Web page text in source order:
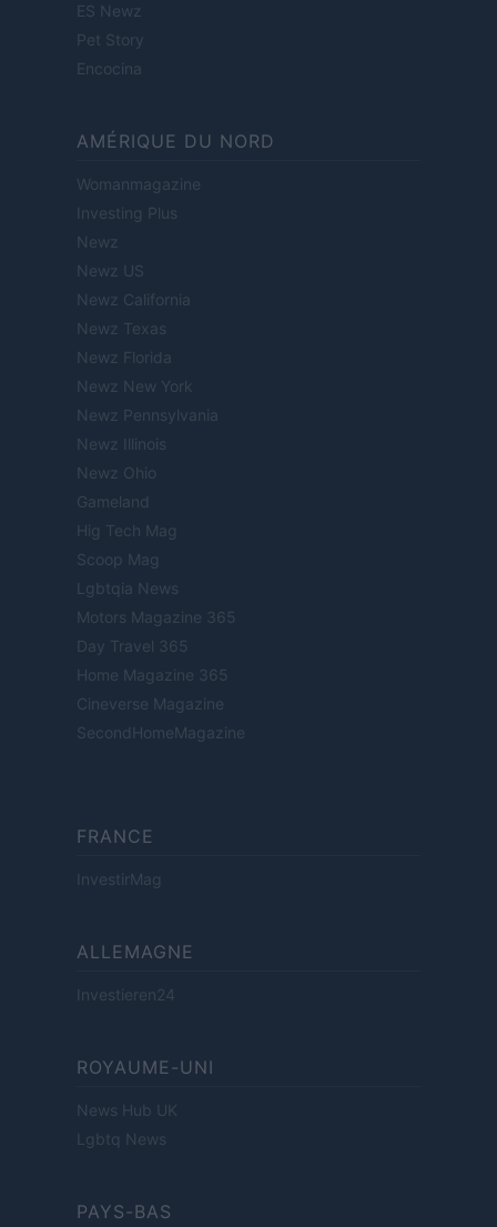
ES Newz
Pet Story
Encocina
AMÉRIQUE DU NORD
Womanmagazine
Investing Plus
Newz
Newz US
Newz California
Newz Texas
Newz Florida
Newz New York
Newz Pennsylvania
Newz Illinois
Newz Ohio
Gameland
Hig Tech Mag
Scoop Mag
Lgbtqia News
Motors Magazine 365
Day Travel 365
Home Magazine 365
Cineverse Magazine
SecondHomeMagazine
FRANCE
InvestirMag
ALLEMAGNE
Investieren24
ROYAUME-UNI
News Hub UK
Lgbtq News
PAYS-BAS